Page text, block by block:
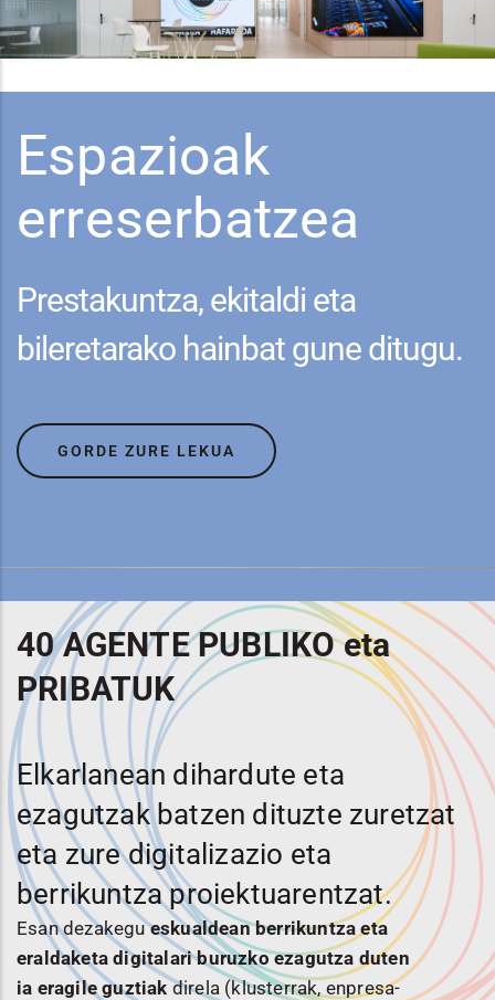
Espazioak
erreserbatzea
Prestakuntza, ekitaldi eta
bileretarako hainbat gune ditugu.
GORDE ZURE LEKUA
40 AGENTE PUBLIKO eta
PRIBATUK
Elkarlanean dihardute eta
ezagutzak batzen dituzte zuretzat
eta zure digitalizazio eta
berrikuntza proiektuarentzat.
Esan dezakegueskualdean berrikuntza eta
eraldaketa digitalari buruzko ezagutza duten
ia eragile guztiakdirela (klusterrak, enpresa-